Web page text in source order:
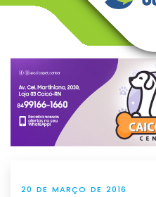
20 DE MARÇO DE 2016